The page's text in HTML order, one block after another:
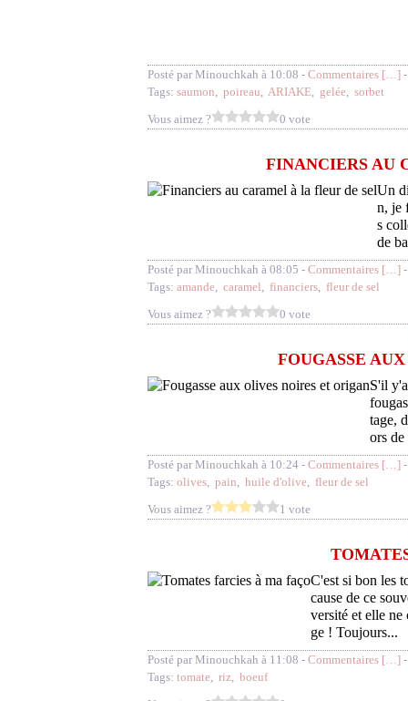
Posté par Minouchkah à 10:08 - Commentaires […]
Tags: saumon, poireau, ARIAKE, gelée, sorbet
Vous aimez ?
0 vote
FINANCIERS AU
Un
n, je
s
de
Posté par Minouchkah à 08:05 - Commentaires […]
Tags: amande, caramel, financiers, fleur de sel
Vous aimez ?
0 vote
FOUGASSE
S'il
tage,
ors
Posté par Minouchkah à 10:24 - Commentaires […]
Tags: olives, pain, huile d'olive, fleur de sel
Vous aimez ?
1 vote
C'est si bon les
cause de ce
versité et elle ne
ge ! Toujours...
Posté par Minouchkah à 11:08 - Commentaires […]
Tags: tomate, riz, boeuf